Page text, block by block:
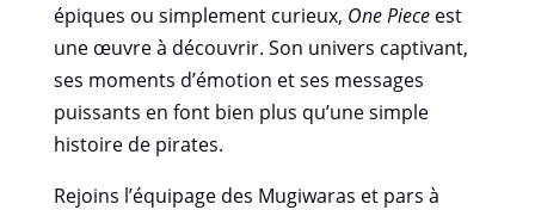
épiques ou simplement curieux, One Pieceest
une œuvre à découvrir. Son univers captivant,
ses moments d’émotion et ses messages
puissants en font bien plus qu’une simple
histoire de pirates.
Rejoins l’équipage des Mugiwaras et pars à